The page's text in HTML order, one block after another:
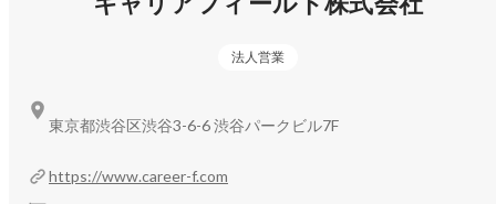
法人営業
https://www.career-f.com
東京都渋谷区渋谷3-6-6 渋谷パークビル7F